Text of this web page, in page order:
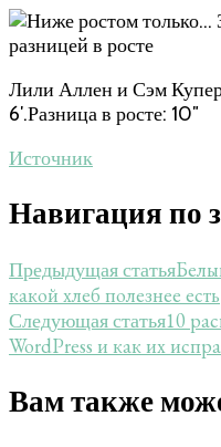
Лили Аллен и Сэм
6′.Разница в росте: 10″
Источник
Навигация по
Предыдущая статья
какой хлеб полезнее есть
Следующая статья10
WordPress и как их
Вам также